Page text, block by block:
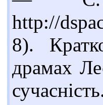
http://
8).
драмах